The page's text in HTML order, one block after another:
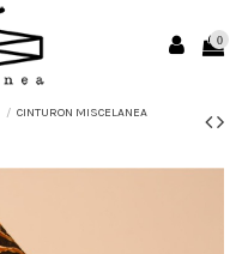
0
CINTURON MISCELANEA